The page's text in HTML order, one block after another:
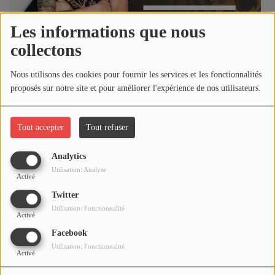
Les informations que nous
collectons
Nous utilisons des cookies pour fournir les services et les fonctionnalités
proposés sur notre site et pour améliorer l'expérience de nos utilisateurs.
Tout accepter Tout refuser
Analytics
Activé
Utilisation: Analyse
Twitter
Activé
Utilisation: Fonctionnalité
Facebook
Activé
Utilisation: Fonctionnalité
NOS PROGRAMMES COURTS
ARCHIVES - SAISONS PASSÉES
VOS ÉMISSIONS EN IMAGES
PHOTOS
ANNONCEURS & ESPACE PRO
VOTRE PUBLICITÉ SUR PONTACQ RADIO
LOCATION DE STUDIOS
ÉDUCATION AUX MÉDIAS ET À
L'INFORMATION
EN QUOI ÇA CONSISTE ?
ÉCOUTEZ LES PRODUCTIONS
PODCASTS - L'Esprit Rock